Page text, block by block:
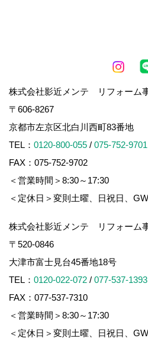
株式会社影近メンテ リフォーム
〒606-8267
京都市左京区北白川西町83番地
TEL： 0120-800-055 / 075-752-9701
FAX：075-752-9702
＜営業時間＞8:30～17:30
＜定休日＞変則土曜、日祝日、
株式会社影近メンテ リフォーム
〒520-0846
大津市富士見台45番地18号
TEL： 0120-022-072 / 077-537-1393
FAX：077-537-7310
＜営業時間＞8:30～17:30
＜定休日＞変則土曜、日祝日、